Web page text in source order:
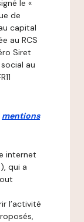
le «
de
capital
au RCS
Siret
au
mentions
internet
qui a
l’activité